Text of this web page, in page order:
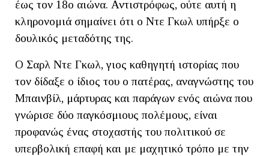
έως τον 18ο αιώνα. Αντιστρόφως, ούτε αυτή η
κληρονομιά σημαίνει ότι ο Ντε Γκωλ υπήρξε ο
δουλικός μεταδότης της.
Ο Σαρλ Ντε Γκωλ, γιος καθηγητή ιστορίας που
τον δίδαξε ο ίδιος του ο πατέρας, αναγνώστης του
Μπαινβίλ, μάρτυρας και παράγων ενός αιώνα που
γνώρισε δύο παγκόσμιους πολέμους, είναι
προφανώς ένας στοχαστής του πολιτικού σε
υπερβολική επαφή και με μαχητικό τρόπο με την